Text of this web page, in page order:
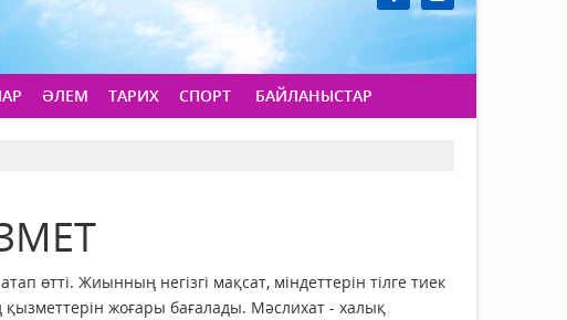
ӘЛЕМ ТАРИХ СПОРТ БАЙЛАНЫСТАР
өтті. Жиынның негізгі мақсат, міндеттерін тілге тиек
қызметтерін жоғары бағалады. Мәслихат - халық